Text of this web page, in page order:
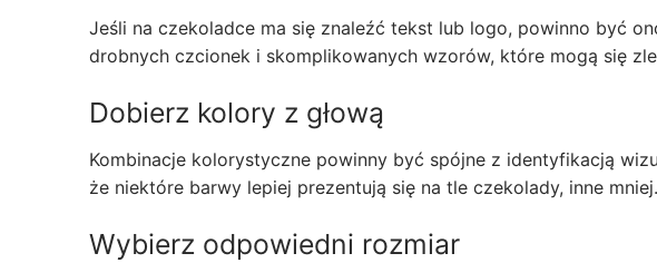
Jeśli na czekoladce ma się znaleźć tekst lub logo, powinno być
drobnych czcionek i skomplikowanych wzorów, które mogą się
Dobierz kolory z głową
Kombinacje kolorystyczne powinny być spójne z identyfikacją
że niektóre barwy lepiej prezentują się na tle czekolady, inne mniej.
Wybierz odpowiedni rozmiar